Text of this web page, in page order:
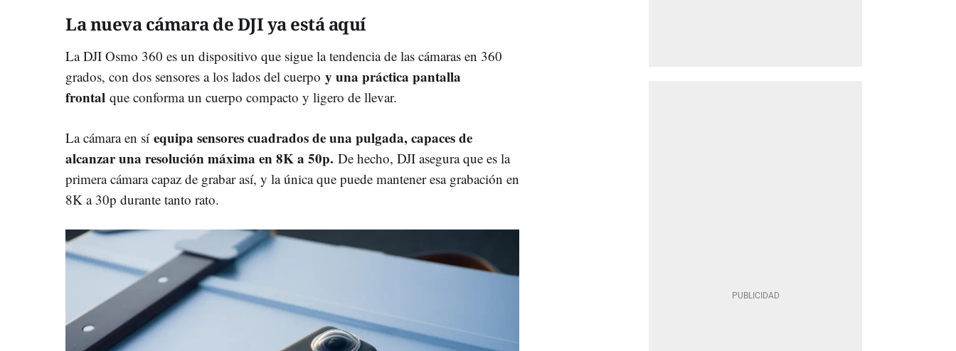
La nueva cámara de DJI ya está aquí
La DJI Osmo 360 es un dispositivo que sigue la tendencia de las cámaras en 360
grados, con dos sensores a los lados del cuerpo y una práctica pantalla
frontal que conforma un cuerpo compacto y ligero de llevar.
La cámara en sí equipa sensores cuadrados de una pulgada, capaces de
alcanzar una resolución máxima en 8K a 50p. De hecho, DJI asegura que es la
primera cámara capaz de grabar así, y la única que puede mantener esa grabación en
8K a 30p durante tanto rato.